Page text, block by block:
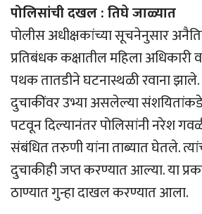
पोलिसांची दखल : तिघे जाळ्यात
पोलीस अधीक्षकांच्या सूचनेनुसार
प्रतिबंधक कक्षातील महिला
पथक तातडीने घटनास्थळी रवाना
दुचाकींवर उभ्या असलेल्या
पटवून दिल्यानंतर पोलिसांनी नरेश
संबंधित तरुणी यांना ताब्यात घेतले.
दुचाकीही जप्त करण्यात आल्या. या
ठाण्यात गुन्हा दाखल करण्यात आला.